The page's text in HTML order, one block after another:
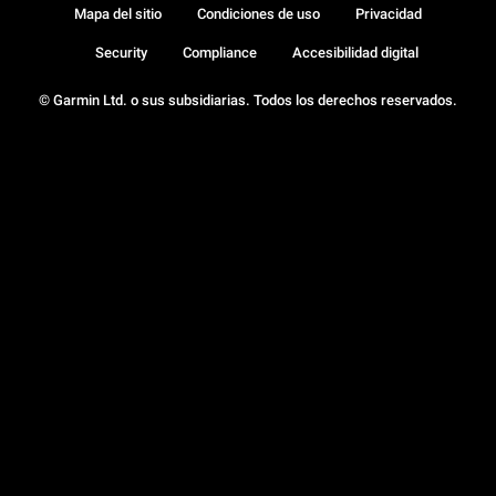
© Garmin Ltd. o sus subsidiarias. Todos los derechos reservados.
Mapa del sitio Condiciones de uso Privacidad
Security Compliance Accesibilidad digital